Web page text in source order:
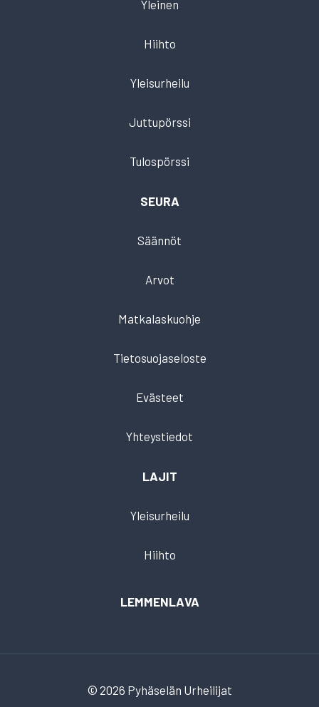
Yleinen
Hiihto
Yleisurheilu
Juttupörssi
Tulospörssi
SEURA
Säännöt
Arvot
Matkalaskuohje
Tietosuojaseloste
Evästeet
Yhteystiedot
LAJIT
Yleisurheilu
Hiihto
LEMMENLAVA
© 2026 Pyhäselän Urheilijat